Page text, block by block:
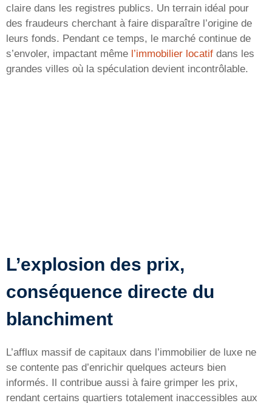
claire dans les registres publics. Un terrain idéal pour
des fraudeurs cherchant à faire disparaître l’origine de
leurs fonds. Pendant ce temps, le marché continue de
s’envoler, impactant même l’immobilier locatif dans les
grandes villes où la spéculation devient incontrôlable.
L’explosion des prix,
conséquence directe du
blanchiment
L’afflux massif de capitaux dans l’immobilier de luxe ne
se contente pas d’enrichir quelques acteurs bien
informés. Il contribue aussi à faire grimper les prix,
rendant certains quartiers totalement inaccessibles aux